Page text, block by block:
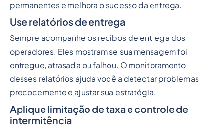
permanentes e melhora o sucesso da entrega.
Use relatórios de entrega
Sempre acompanhe os recibos de entrega dos
operadores. Eles mostram se sua mensagem foi
entregue, atrasada ou falhou. O monitoramento
desses relatórios ajuda você a detectar problemas
precocemente e ajustar sua estratégia.
Aplique limitação de taxa e controle de
intermitência